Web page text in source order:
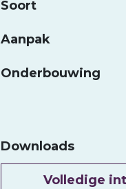
Soort
Aanpak
Onderbouwing
Downloads
DocumentVolledige